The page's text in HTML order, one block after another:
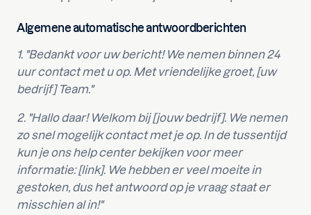
Algemene automatische antwoordberichten
1. "Bedankt voor uw bericht! We nemen binnen 24
uur contact met u op. Met vriendelijke groet, [uw
bedrijf] Team."
2. "Hallo daar! Welkom bij [jouw bedrijf]. We nemen
zo snel mogelijk contact met je op. In de tussentijd
kun je ons help center bekijken voor meer
informatie: [link]. We hebben er veel moeite in
gestoken, dus het antwoord op je vraag staat er
misschien al in!"